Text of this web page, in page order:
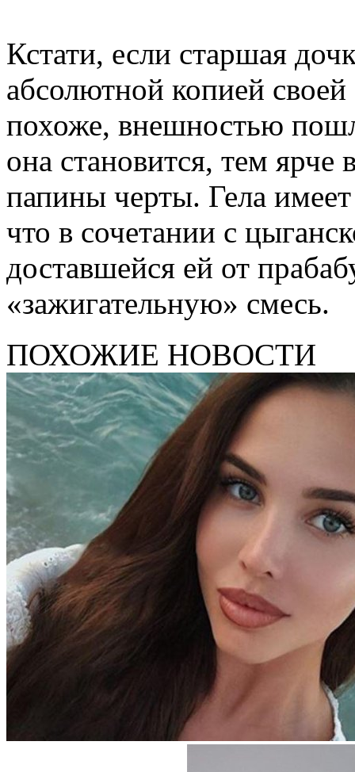
Кстати, если старшая
абсолютной копией
похоже, внешностью
она становится, тем
папины черты. Гела
что в сочетании с
доставшейся ей от
«зажигательную» смесь.
ПОХОЖИЕ НОВОСТИ